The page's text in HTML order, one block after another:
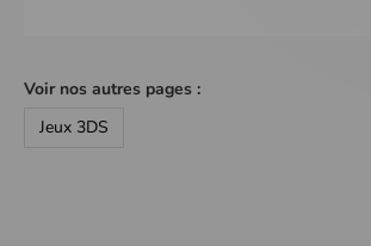
Voir nos autres pages :
Jeux 3DS